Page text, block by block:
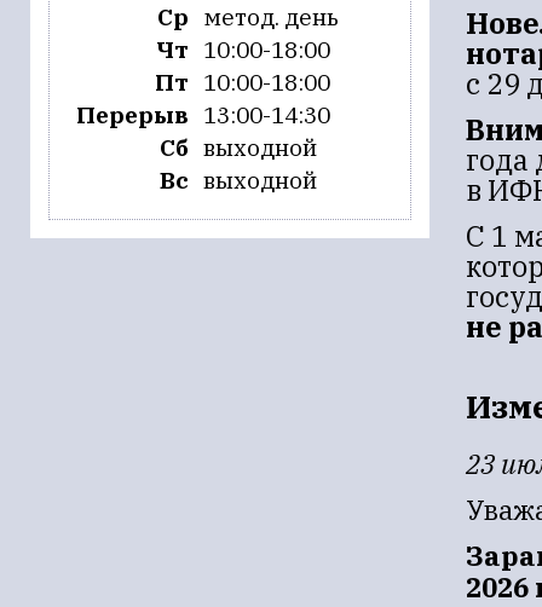
Ср метод. день
Чт 10:00-18:00
Пт 10:00-18:00
Перерыв 13:00-14:30
Сб выходной
Вс выходной
с 29
года
в
С 1
не
23
2026